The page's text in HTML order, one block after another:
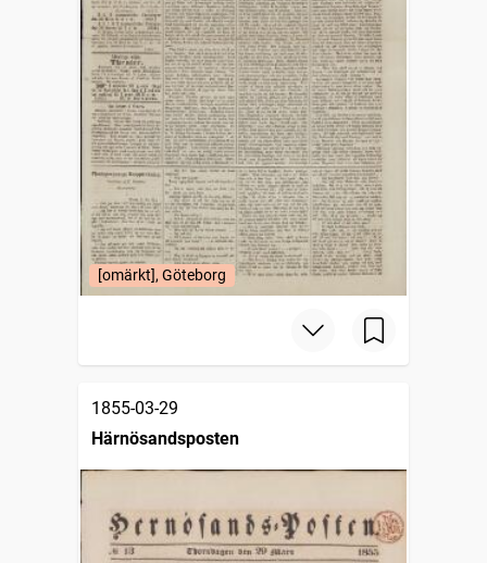
[omärkt], Göteborg
1855-03-29
Härnösandsposten